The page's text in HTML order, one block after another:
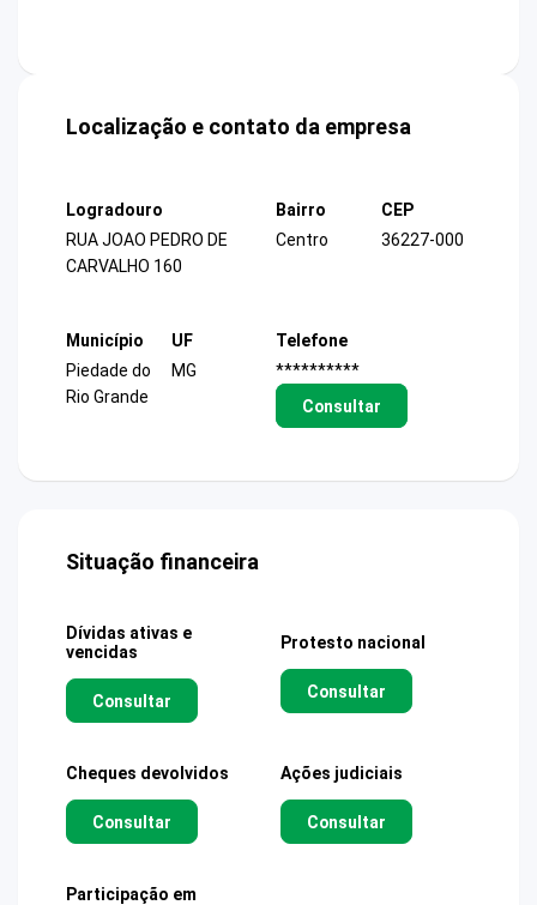
Localização e contato da empresa
Logradouro
RUA JOAO PEDRO DE
CARVALHO 160
Bairro
Centro
CEP
36227-000
Município
Piedade do
Rio Grande
UF
MG
Telefone
**********
Consultar
Situação financeira
Dívidas ativas e
vencidas
Consultar
Protesto nacional
Consultar
Cheques devolvidos
Consultar
Ações judiciais
Consultar
Participação em